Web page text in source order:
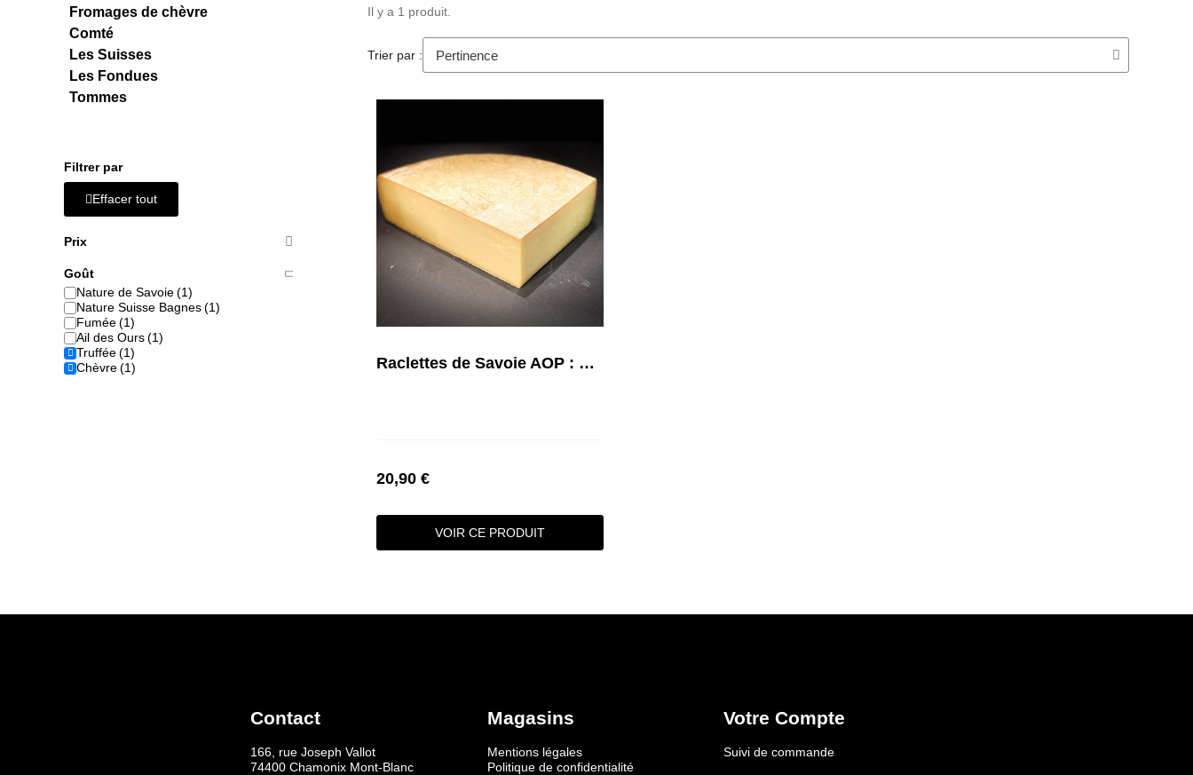
Fromages de chèvre
Comté
Les Suisses
Les Fondues
Tommes
Filtrer par
Effacer tout
Prix
Goût
Nature de Savoie
Nature Suisse Bagnes
Fumée
Ail des Ours
Truffée
Chèvre
Il y a 1 produit.
Trier par :
Raclettes de Savoie AOP : Nature, Fumée...
20,90 €
VOIR CE PRODUIT
Contact
166, rue Joseph Vallot
74400 Chamonix Mont-Blanc
Magasins
Mentions légales
Politique de confidentialité
Votre Compte
Suivi de commande